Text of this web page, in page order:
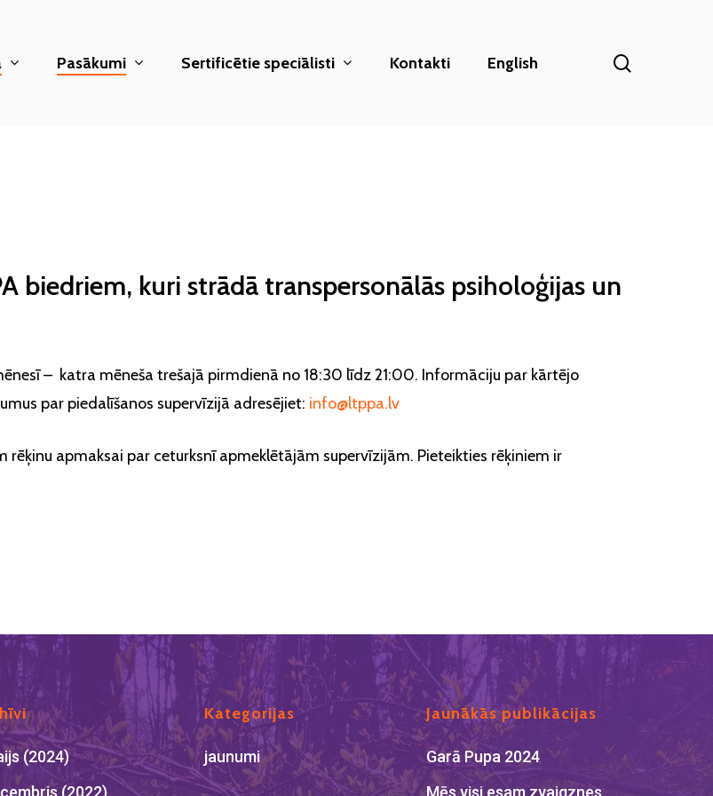
Pasākumi Sertificētie speciālisti Kontakti English
biedriem, kuri strādā transpersonālās psiholoģijas un
– katra mēneša trešajā pirmdienā no 18:30 līdz 21:00. Informāciju par kārtējo
par piedalīšanos supervīzijā adresējiet: info@ltppa.lv
rēķinu apmaksai par ceturksnī apmeklētājām supervīzijām. Pieteikties rēķiniem ir
(2024)
(2022)
Kategorijas
jaunumi
Jaunākās publikācijas
Garā Pupa 2024
Mēs visi esam zvaigznes